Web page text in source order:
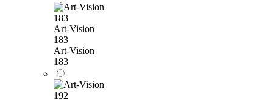
Art-Vision
183
Art-Vision
183